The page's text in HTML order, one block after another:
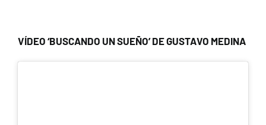
VÍDEO ‘BUSCANDO UN SUEÑO’ DE GUSTAVO MEDINA